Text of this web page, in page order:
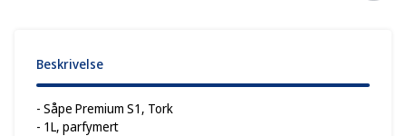
Beskrivelse
- Såpe Premium S1, Tork
- 1L, parfymert